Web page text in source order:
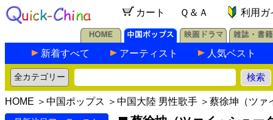
カート Ｑ＆Ａ 利用ガ
新着すべて アーティスト 人気ベスト
HOME ＞ 中国ポップス ＞ 中国大陸 男性歌手 ＞蔡徐坤（ツァ